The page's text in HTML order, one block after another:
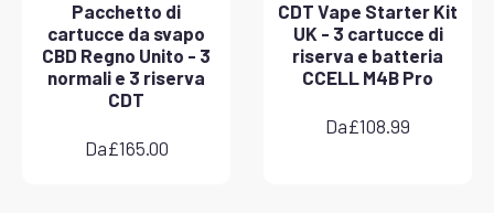
Pacchetto di
cartucce da svapo
CBD Regno Unito - 3
normali e 3 riserva
CDT
Da£165.00
CDT Vape Starter Kit
UK - 3 cartucce di
riserva e batteria
CCELL M4B Pro
Da£108.99